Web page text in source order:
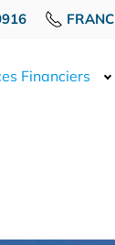
Financiers